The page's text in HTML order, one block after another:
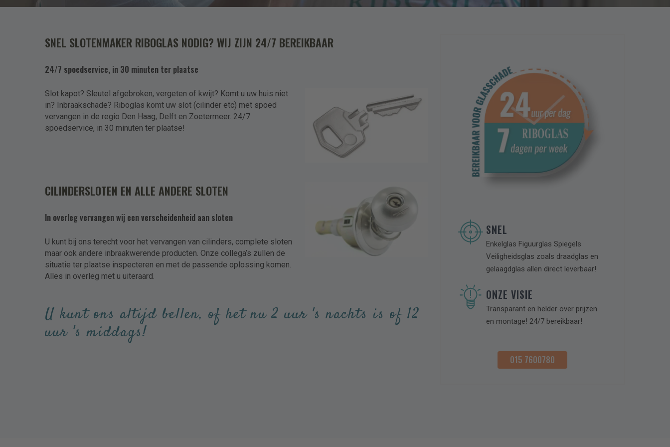
E-mailadres
Levering
Aanvullende informatie
Verdieping?
Lift aanwezig?
Meer toevoegen
Upload
Sleep bestanden hierheen of
Selecteer bestanden
Toegestane bestandstypen: pdf, jpg, png, docx, doc, jpeg,
Max. bestandsgrootte: 32 MB, Max. aantal bestanden: 10.
CAPTCHA
SNEL SLOTENMAKER RIBOGLAS NODIG? WIJ ZIJN 24/7 BEREIKBAAR
24/7 spoedservice, in 30 minuten ter plaatse
Slot kapot? Sleutel afgebroken, vergeten of kwijt? Komt u uw huis niet
in? Inbraakschade? Riboglas komt uw slot (cilinder etc) met spoed
vervangen in de regio Den Haag, Delft en Zoetermeer. 24/7
spoedservice, in 30 minuten ter plaatse!
CILINDERSLOTEN EN ALLE ANDERE SLOTEN
In overleg vervangen wij een verscheidenheid aan sloten
U kunt bij ons terecht voor het vervangen van cilinders, complete sloten
maar ook andere inbraakwerende producten. Onze collega’s zullen de
situatie ter plaatse inspecteren en met de passende oplossing komen.
Alles in overleg met u uiteraard.
U kunt ons altijd bellen, of het nu 2 uur 's nachts is of 12
uur 's middags!
SNEL
Enkelglas Figuurglas Spiegels
Veiligheidsglas zoals draadglas en
gelaagdglas allen direct leverbaar!
ONZE VISIE
Transparant en helder over prijzen
en montage! 24/7 bereikbaar!
015 7600780